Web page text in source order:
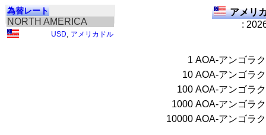
為替レート
NORTH AMERICA
USD アメリカドル
アメリ
:
1 AOA-アンゴラ
10 AOA-アンゴラ
100 AOA-アンゴラ
1000 AOA-アンゴラ
10000 AOA-アンゴラ